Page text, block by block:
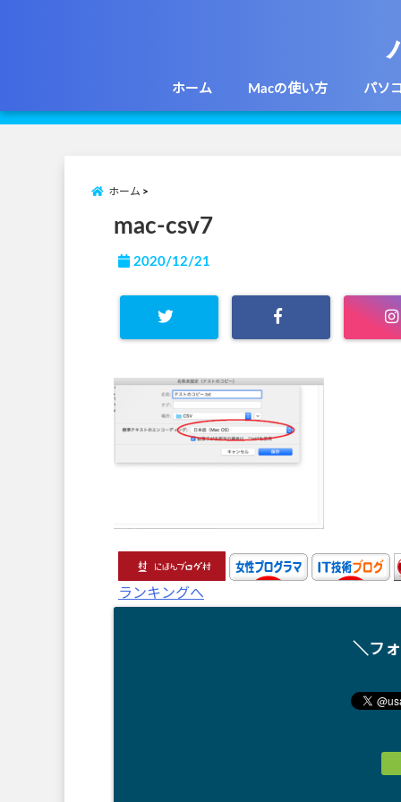
ホーム Macの使い方 パソ
ホーム
mac-csv7
2020/12/21
ランキングへ
＼フ